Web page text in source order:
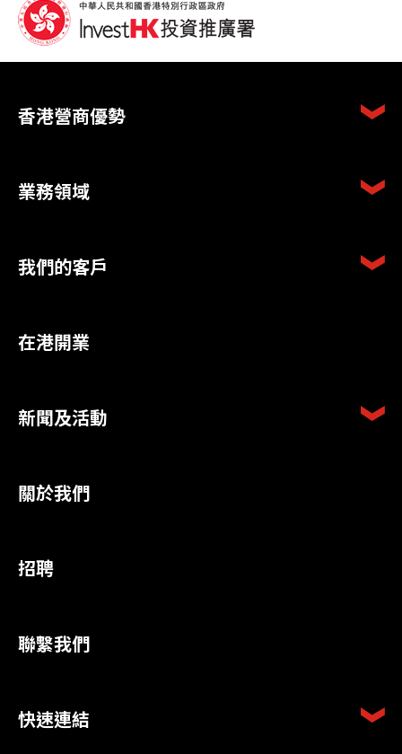
香港營商優勢
業務領域
我們的客戶
在港開業
新聞及活動
關於我們
招聘
聯繫我們
快速連結